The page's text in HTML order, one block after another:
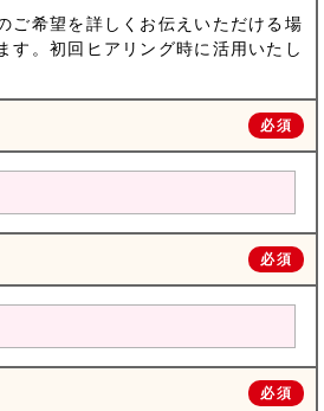
ご希望を詳しくお伝えいただける場
す。初回ヒアリング時に活用いたし
必須
必須
必須